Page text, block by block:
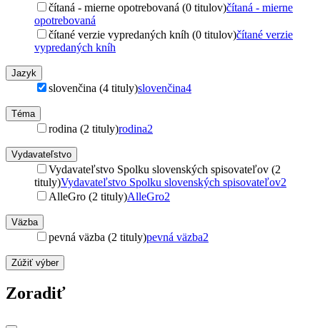
čítaná - mierne opotrebovaná (0 titulov)čítaná - mierne
opotrebovaná
čítané verzie vypredaných kníh (0 titulov)čítané verzie
vypredaných kníh
Jazyk
slovenčina (4 tituly)slovenčina4
Téma
rodina (2 tituly)rodina2
Vydavateľstvo
Vydavateľstvo Spolku slovenských spisovateľov (2
tituly)Vydavateľstvo Spolku slovenských spisovateľov2
AlleGro (2 tituly)AlleGro2
Väzba
pevná väzba (2 tituly)pevná väzba2
Zúžiť výber
Zoradiť